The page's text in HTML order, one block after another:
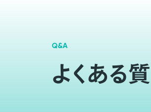
Q&A
よくある